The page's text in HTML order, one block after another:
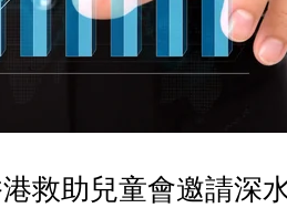
救助兒童會邀請深